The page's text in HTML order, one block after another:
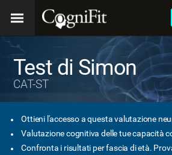
Test di Simon
CAT-ST
Ottieni l'accesso a questa valutazione
Valutazione cognitiva delle tue capacità
Confronta i risultati per fascia di età.